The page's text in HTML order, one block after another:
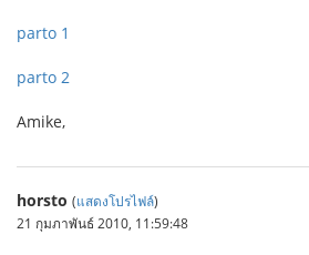
parto 1
parto 2
Amike,
horsto (แสดงโปรไฟล์)
21 กุมภาพันธ์ 2010, 11:59:48